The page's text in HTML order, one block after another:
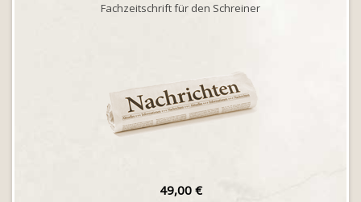
Fachzeitschrift für den Schreiner
49,00 €